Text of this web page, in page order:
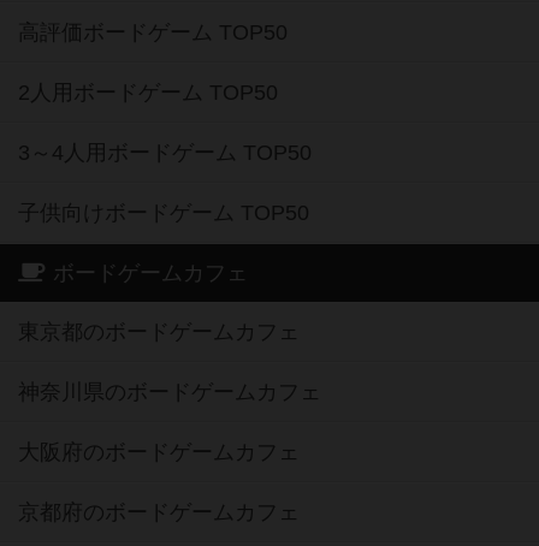
高評価ボードゲーム TOP50
2人用ボードゲーム TOP50
3～4人用ボードゲーム TOP50
子供向けボードゲーム TOP50
ボードゲームカフェ
東京都のボードゲームカフェ
神奈川県のボードゲームカフェ
大阪府のボードゲームカフェ
京都府のボードゲームカフェ